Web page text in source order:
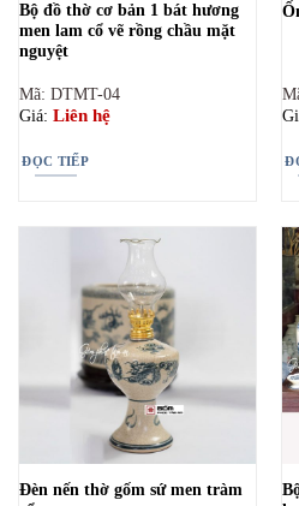
Bộ đồ thờ cơ bản 1 bát hương
men lam cổ vẽ rồng chầu mặt
nguyệt
Mã: DTMT-04
Giá: Liên hệ
ĐỌC TIẾP
Đèn nến thờ gốm sứ men tràm